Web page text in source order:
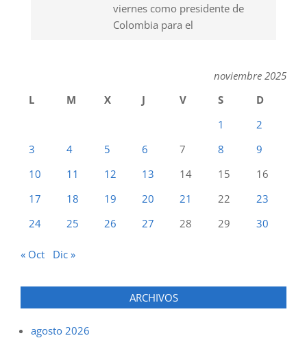
viernes como presidente de
Colombia para el
noviembre 2025
L
M X J V S
D
1
2
3
4 5 6 7 8
9
10
11 12 13 14 15
16
17
18 19 20 21 22
23
24
25 26 27 28 29 30
« Oct Dic »
ARCHIVOS
agosto 2026